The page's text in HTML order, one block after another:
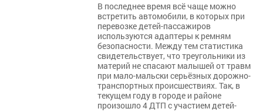
В последнее время всё чаще можно
встретить автомобили, в которых при
перевозке детей-пассажиров
используются адаптеры к ремням
безопасности. Между тем статистика
свидетельствует, что треугольники из
материй не спасают малышей от травм
при мало-мальски серьёзных дорожно-
транспортных происшествиях. Так, в
текущем году в городе и районе
произошло 4 ДТП с участием детей-